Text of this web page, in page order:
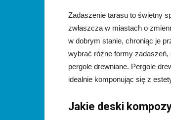
Zadaszenie tarasu to świetny
zwłaszcza w miastach o
w dobrym stanie, chroniąc je
wybrać różne formy
pergole drewniane. Pergole
idealnie komponując się z
Jakie deski